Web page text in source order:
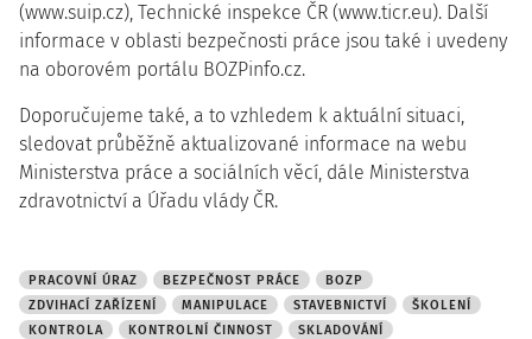
(www.suip.cz), Technické inspekce ČR (www.ticr.eu). Další
informace v oblasti bezpečnosti práce jsou také i uvedeny
na oborovém portálu BOZPinfo.cz.
Doporučujeme také, a to vzhledem k aktuální situaci,
sledovat průběžně aktualizované informace na webu
Ministerstva práce a sociálních věcí, dále Ministerstva
zdravotnictví a Úřadu vlády ČR.
PRACOVNÍ ÚRAZ BEZPEČNOST PRÁCE
BOZP
ZDVIHACÍ ZAŘÍZENÍ
MANIPULACE STAVEBNICTVÍ
ŠKOLENÍ
KONTROLA
KONTROLNÍ ČINNOST
SKLADOVÁNÍ